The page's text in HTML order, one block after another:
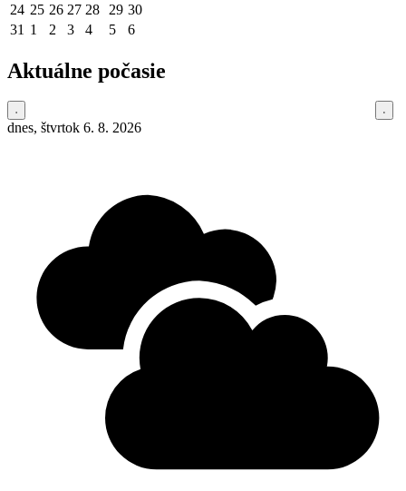
24 25 26 27 28 29 30
31 1 2 3 4 5 6
Aktuálne počasie
dnes, štvrtok 6. 8. 2026